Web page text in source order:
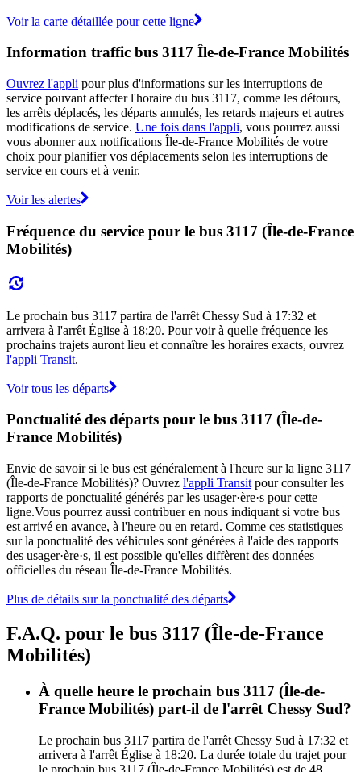
Voir la carte détaillée pour cette ligne
Information traffic bus 3117 Île-de-France Mobilités
Ouvrez l'appli pour plus d'informations sur les interruptions de
service pouvant affecter l'horaire du bus 3117, comme les détours,
les arrêts déplacés, les départs annulés, les retards majeurs et autres
modifications de service. Une fois dans l'appli, vous pourrez aussi
vous abonner aux notifications Île-de-France Mobilités de votre
choix pour planifier vos déplacements selon les interruptions de
service en cours et à venir.
Voir les alertes
Fréquence du service pour le bus 3117 (Île-de-France
Mobilités)
Le prochain bus 3117 partira de l'arrêt Chessy Sud à 17:32 et
arrivera à l'arrêt Église à 18:20. Pour voir à quelle fréquence les
prochains trajets auront lieu et connaître les horaires exacts, ouvrez
l'appli Transit.
Voir tous les départs
Ponctualité des départs pour le bus 3117 (Île-de-
France Mobilités)
Envie de savoir si le bus est généralement à l'heure sur la ligne 3117
(Île-de-France Mobilités)? Ouvrez l'appli Transit pour consulter les
rapports de ponctualité générés par les usager·ère·s pour cette
ligne.Vous pourrez aussi contribuer en nous indiquant si votre bus
est arrivé en avance, à l'heure ou en retard. Comme ces statistiques
sur la ponctualité des véhicules sont générées à l'aide des rapports
des usager·ère·s, il est possible qu'elles diffèrent des données
officielles du réseau Île-de-France Mobilités.
Plus de détails sur la ponctualité des départs
F.A.Q. pour le bus 3117 (Île-de-France
Mobilités)
À quelle heure le prochain bus 3117 (Île-de-
France Mobilités) part-il de l'arrêt Chessy Sud?
Le prochain bus 3117 partira de l'arrêt Chessy Sud à 17:32 et
arrivera à l'arrêt Église à 18:20. La durée totale du trajet pour
le prochain bus 3117 (Île-de-France Mobilités) est de 48.